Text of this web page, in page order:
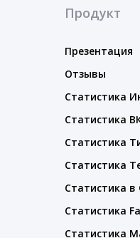
Продукт
Презентация
Отзывы
Статистика
Статистика
Статистика
Статистика
Статистика в
Статистика
Статистика